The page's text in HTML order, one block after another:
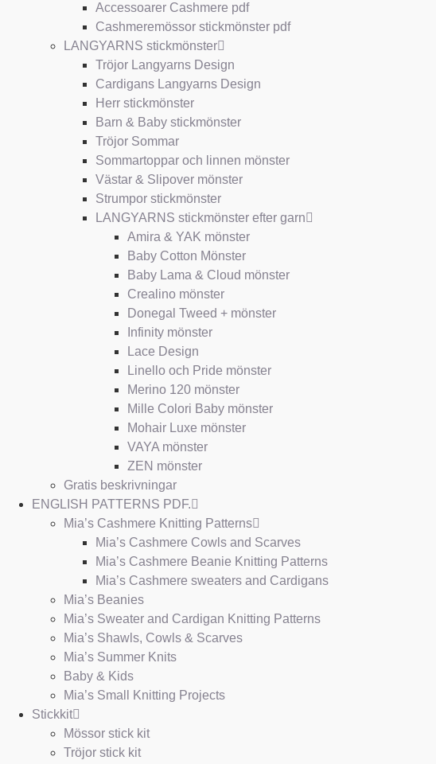
Accessoarer Cashmere pdf
Cashmeremössor stickmönster pdf
LANGYARNS stickmönster
Tröjor Langyarns Design
Cardigans Langyarns Design
Herr stickmönster
Barn & Baby stickmönster
Tröjor Sommar
Sommartoppar och linnen mönster
Västar & Slipover mönster
Strumpor stickmönster
LANGYARNS stickmönster efter garn
Amira & YAK mönster
Baby Cotton Mönster
Baby Lama & Cloud mönster
Crealino mönster
Donegal Tweed + mönster
Infinity mönster
Lace Design
Linello och Pride mönster
Merino 120 mönster
Mille Colori Baby mönster
Mohair Luxe mönster
VAYA mönster
ZEN mönster
Gratis beskrivningar
ENGLISH PATTERNS PDF.
Mia’s Cashmere Knitting Patterns
Mia’s Cashmere Cowls and Scarves
Mia’s Cashmere Beanie Knitting Patterns
Mia’s Cashmere sweaters and Cardigans
Mia’s Beanies
Mia’s Sweater and Cardigan Knitting Patterns
Mia’s Shawls, Cowls & Scarves
Mia’s Summer Knits
Baby & Kids
Mia’s Small Knitting Projects
Stickkit
Mössor stick kit
Tröjor stick kit